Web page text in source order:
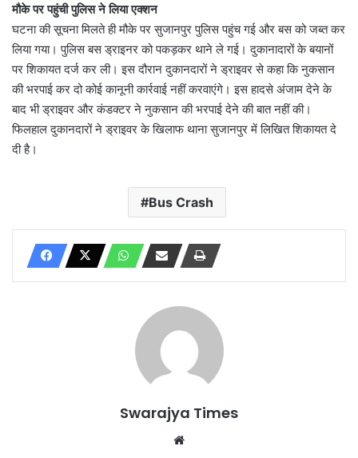
मौके पर पहुंची पुलिस ने लिया एक्शन
घटना की सूचना मिलते ही मौके पर सुजानपुर पुलिस पहुंच गई और बस को जब्त कर
लिया गया। पुलिस बस ड्राइनर को पकड़कर थाने ले गई। दुकानादारों के बयानों
पर शिकायत दर्ज कर ली। इस दौरान दुकानदारों ने ड्राइवर से कहा कि नुकसान
की भरपाई कर दो कोई कानूनी कार्रवाई नहीं करवाएंगे। इस हादसे अंजाम देने के
बाद भी ड्राइवर और कंडक्टर ने नुकसान की भरपाई देने की बात नहीं की।
फिलहाल दुकानदारों ने ड्राइवर के खिलाफ थाना सुजानपुर में लिखित शिकायत दे
दी है।
Bus Crash
Swarajya Times